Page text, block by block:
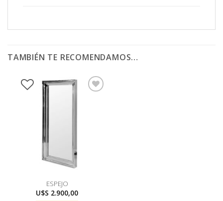
TAMBIÉN TE RECOMENDAMOS…
ESPEJO
U$S 2.900,00